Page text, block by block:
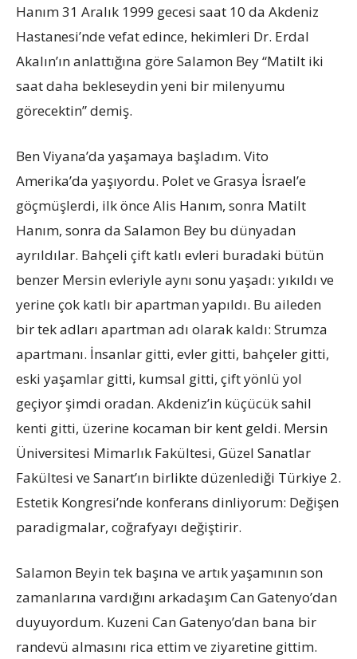
Hanım 31 Aralık 1999 gecesi saat 10 da Akdeniz
Hastanesi’nde vefat edince, hekimleri Dr. Erdal
Akalın’ın anlattığına göre Salamon Bey “Matilt iki
saat daha bekleseydin yeni bir milenyumu
görecektin” demiş.
Ben Viyana’da yaşamaya başladım. Vito
Amerika’da yaşıyordu. Polet ve Grasya İsrael’e
göçmüşlerdi, ilk önce Alis Hanım, sonra Matilt
Hanım, sonra da Salamon Bey bu dünyadan
ayrıldılar. Bahçeli çift katlı evleri buradaki bütün
benzer Mersin evleriyle aynı sonu yaşadı: yıkıldı ve
yerine çok katlı bir apartman yapıldı. Bu aileden
bir tek adları apartman adı olarak kaldı: Strumza
apartmanı. İnsanlar gitti, evler gitti, bahçeler gitti,
eski yaşamlar gitti, kumsal gitti, çift yönlü yol
geçiyor şimdi oradan. Akdeniz’in küçücük sahil
kenti gitti, üzerine kocaman bir kent geldi. Mersin
Üniversitesi Mimarlık Fakültesi, Güzel Sanatlar
Fakültesi ve Sanart’ın birlikte düzenlediği Türkiye 2.
Estetik Kongresi’nde konferans dinliyorum: Değişen
paradigmalar, coğrafyayı değiştirir.
Salamon Beyin tek başına ve artık yaşamının son
zamanlarına vardığını arkadaşım Can Gatenyo’dan
duyuyordum. Kuzeni Can Gatenyo’dan bana bir
randevü almasını rica ettim ve ziyaretine gittim.